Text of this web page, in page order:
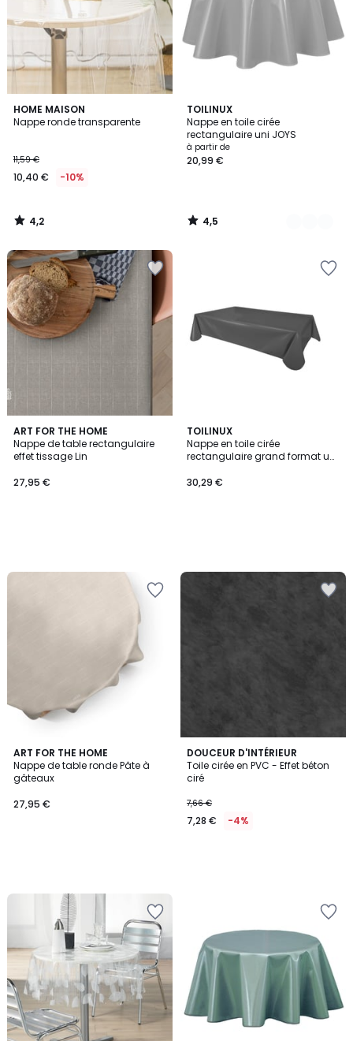
HOME MAISON
Nappe ronde transparente
11,59 €
10,40 € -10%
4,2
/ 5
4,2
/
TOILINUX
Nappe en toile cirée
rectangulaire uni JOYS
à partir de
20,99 €
4,5
/ 5
2
Couleurs
4,5
/
ART FOR THE HOME
Nappe de table rectangulaire
effet tissage Lin
27,95 €
TOILINUX
Nappe en toile cirée
rectangulaire grand format uni
30,29 €
ART FOR THE HOME
Nappe de table ronde Pâte à
gâteaux
27,95 €
DOUCEUR D'INTÉRIEUR
Toile cirée en PVC - Effet béton
ciré
7,66 €
7,28 € -4%